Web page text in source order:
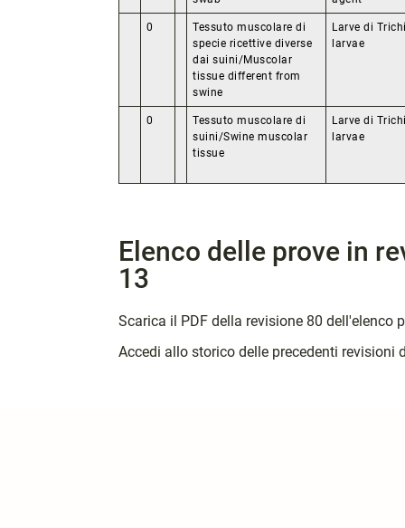
0
Tessuto muscolare di
specie ricettive diverse
dai suini/Muscolar
tissue different from
swine
Larve di
larvae
0
Tessuto muscolare di
suini/Swine muscolar
tissue
Larve di
larvae
Elenco delle prove in
13
Scarica il PDF della revisione 80 dell'elenco
Accedi allo storico delle precedenti revisioni